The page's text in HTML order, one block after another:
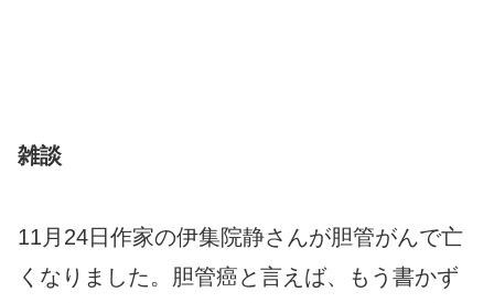
雑談
11月24日作家の伊集院静さんが胆管がんで亡
くなりました。胆管癌と言えば、もう書かず